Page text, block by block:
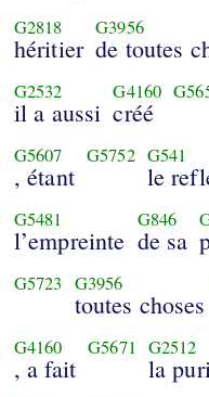
G2818
héritier
G3956
de toutes
G2532
il a aussi
G4160
créé
G5607
, étant
G5752 G541
le
G5481
l’empreinte
G846
de sa
G5723 G3956
toutes choses
G4160
, a fait
G5671 G2512
la